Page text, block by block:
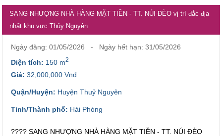
SANG NHƯỢNG NHÀ HÀNG MẶT TIỀN - TT. NÚI ĐÈO vị trí đắc địa
nhất khu vực Thủy Nguyên
Ngày đăng: 01/05/2026 - Ngày hết hạn: 31/05/2026
Diện tích: 150 m2
Giá: 32,000,000 Vnđ
Quận/Huyện: Huyện Thuỷ Nguyên
Tỉnh/Thành phố: Hải Phòng
​???? SANG NHƯỢNG NHÀ HÀNG MẶT TIỀN - TT. NÚI ĐÈO